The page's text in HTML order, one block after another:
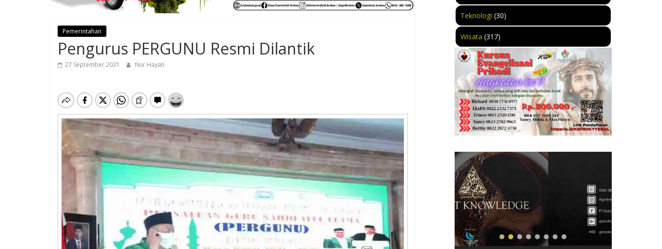
Pemerintahan
Pengurus PERGUNU Resmi Dilantik
27 September 2021 Nur Hayati
Teknologi (30)
Wisata (317)